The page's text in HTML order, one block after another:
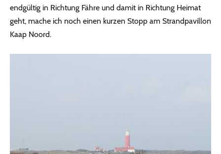
endgültig in Richtung Fähre und damit in Richtung Heimat
geht, mache ich noch einen kurzen Stopp am Strandpavillon
Kaap Noord.